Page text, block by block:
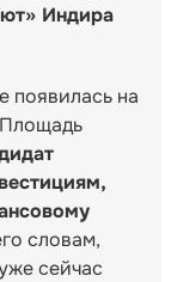
Индира
появилась на
словам,
сейчас